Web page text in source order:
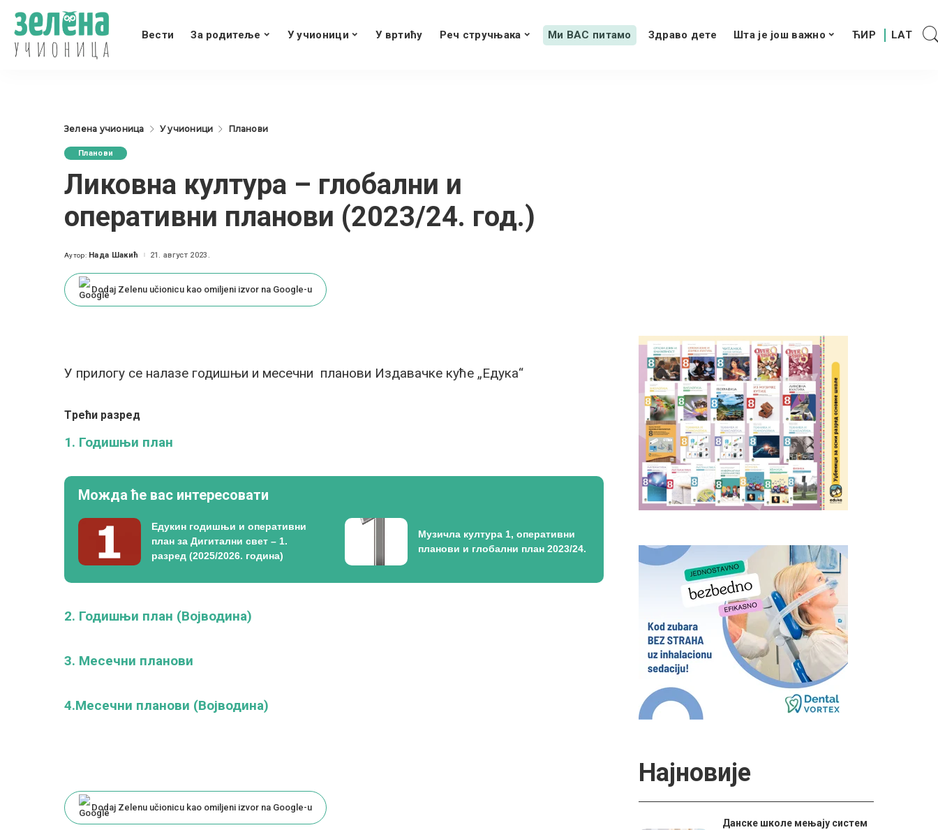
Вести За родитеље У учионици У вртићу Реч стручњака Ми ВАС питамо Здраво дете Шта је још важно
Зелена учионица У учионици Планови
Планови
Ликовна култура – глобални и
оперативни планови (2023/24. год.)
Posted
Аутор: Нада Шакић 21. август 2023.
Dodaj Zelenu učionicu kao omiljeni izvor na Google-u
У прилогу се налазе годишњи и месечни планови Издавачке куће „Едука“
Tрећи разред
1. Годишњи план
Можда ће вас интересовати
Едукин годишњи и оперативни
план за Дигитални свет – 1.
разред (2025/2026. година)
Музичла култура 1, оперативни
планови и глобални план 2023/24.
2. Годишњи план (Војводина)
3. Месечни планови
4.Месечни планови (Војводина)
Dodaj Zelenu učionicu kao omiljeni izvor na Google-u
Најновије
Данске школе мењају систем